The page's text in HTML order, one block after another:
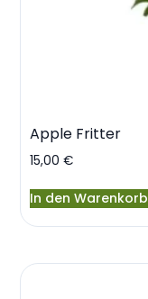
Apple Fritter
15,00€
In den Warenkorb